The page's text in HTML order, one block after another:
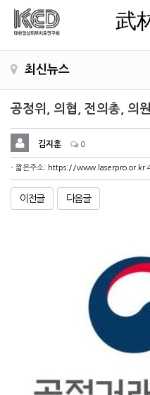
武
武林高手
최신뉴스
공정위, 의협, 전의총, 의
김지훈 0
- 짧은주소: https://
이전글 다음글